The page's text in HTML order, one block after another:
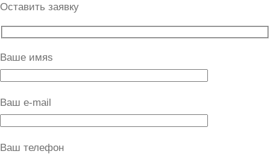
Оставить заявку
Ваше имяs
Ваш e-mail
Ваш телефон